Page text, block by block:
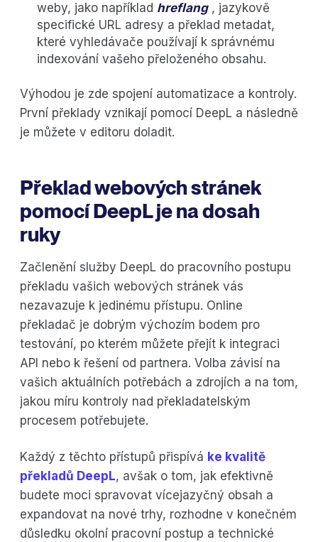
weby, jako například hreflang, jazykově
specifické URL adresy a překlad metadat,
které vyhledávače používají k správnému
indexování vašeho přeloženého obsahu.
Výhodou je zde spojení automatizace a kontroly.
První překlady vznikají pomocí DeepL a následně
je můžete v editoru doladit.
Překlad webových stránek
pomocí DeepL je na dosah
ruky
Začlenění služby DeepL do pracovního postupu
překladu vašich webových stránek vás
nezavazuje k jedinému přístupu. Online
překladač je dobrým výchozím bodem pro
testování, po kterém můžete přejít k integraci
API nebo k řešení od partnera. Volba závisí na
vašich aktuálních potřebách a zdrojích a na tom,
jakou míru kontroly nad překladatelským
procesem potřebujete.
Každý z těchto přístupů přispívá ke kvalitě
překladů DeepL, avšak o tom, jak efektivně
budete moci spravovat vícejazyčný obsah a
expandovat na nové trhy, rozhodne v konečném
důsledku okolní pracovní postup a technické